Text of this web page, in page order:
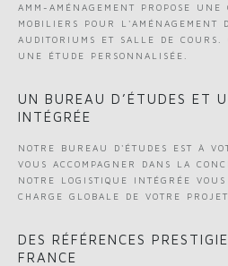
AMM-AMÉNAGEMENT PROPOSE UNE
MOBILIERS POUR L'AMÉNAGEMENT
AUDITORIUMS ET SALLE DE COURS.
UNE ÉTUDE PERSONNALISÉE.
UN BUREAU D’ÉTUDES ET
INTÉGRÉE
NOTRE BUREAU D'ÉTUDES EST À
VOUS ACCOMPAGNER DANS LA
NOTRE LOGISTIQUE INTÉGRÉE
CHARGE GLOBALE DE VOTRE PROJET.
DES RÉFÉRENCES
FRANCE